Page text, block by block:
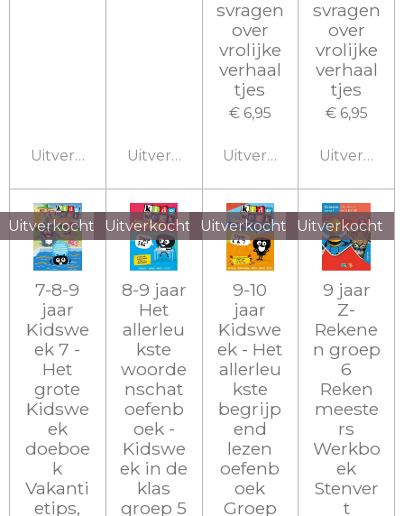
Uitverkocht Uitverkocht
svragen
over
vrolijke
verhaal
tjes
€ 6,95
Uitverkocht
svragen
over
vrolijke
verhaal
tjes
€ 6,95
Uitverkocht
7-8-9
jaar
Kidswe
ek 7 -
Het
grote
Kidswe
ek
doeboe
k
Vakanti
etips,
Uitverkocht
8-9 jaar
Het
allerleu
kste
woorde
nschat
oefenb
oek -
Kidswe
ek in de
klas
groep 5
Uitverkocht
9-10
jaar
Kidswe
ek - Het
allerleu
kste
begrijp
end
lezen
oefenb
oek
Groep
Uitverkocht
9 jaar
Z-
Rekene
n groep
6
Reken
meeste
rs
Werkbo
ek
Stenver
t